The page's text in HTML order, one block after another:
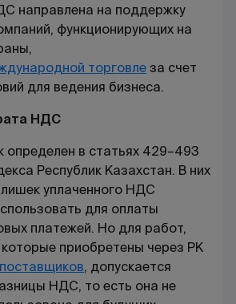
направлена на поддержку
функционирующих на
торговлеза счет
для ведения бизнеса.
НДС
в статьях 429–493
Республик Казахстан. В них
уплаченного НДС
для оплаты
платежей. Но для работ,
которые приобретены через РК
, допускается
НДС, то есть она не